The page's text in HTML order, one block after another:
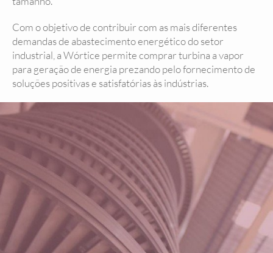
Com o objetivo de contribuir com as mais diferentes
demandas de abastecimento energético do setor
industrial, a Wórtice permite comprar turbina a vapor
para geração de energia prezando pelo fornecimento de
soluções positivas e satisfatórias às indústrias.